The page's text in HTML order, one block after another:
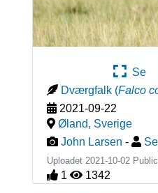
Se
Dværgfalk (Falco
2021-09-22
Øland, Sverige
John Larsen -
Uploadet 2021-10-02
1 1342